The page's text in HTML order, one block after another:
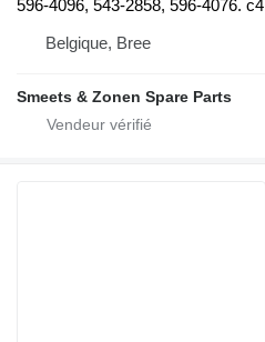
596-4096, 543-2858, 596-4076. c4
Belgique, Bree
Smeets & Zonen Spare Parts